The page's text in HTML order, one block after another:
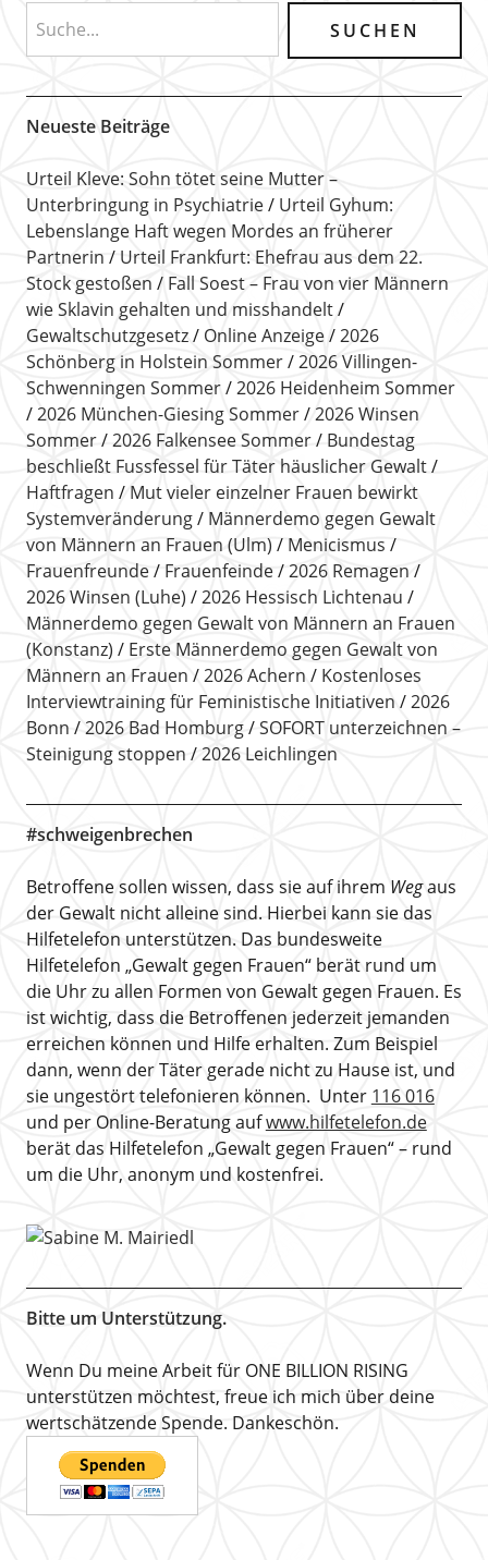
Neueste Beiträge
Urteil Kleve: Sohn tötet seine Mutter –
Unterbringung in Psychiatrie
Urteil Gyhum:
Lebenslange Haft wegen Mordes an früherer
Partnerin
Urteil Frankfurt: Ehefrau aus dem 22.
Stock gestoßen
Fall Soest – Frau von vier Männern
wie Sklavin gehalten und misshandelt
Gewaltschutzgesetz
Online Anzeige
2026
Schönberg in Holstein Sommer
2026 Villingen-
Schwenningen Sommer
2026 Heidenheim Sommer
2026 München-Giesing Sommer
2026 Winsen
Sommer
2026 Falkensee Sommer
Bundestag
beschließt Fussfessel für Täter häuslicher Gewalt
Haftfragen
Mut vieler einzelner Frauen bewirkt
Systemveränderung
Männerdemo gegen Gewalt
von Männern an Frauen (Ulm)
Menicismus
Frauenfreunde
Frauenfeinde
2026 Remagen
2026 Winsen (Luhe)
2026 Hessisch Lichtenau
Männerdemo gegen Gewalt von Männern an Frauen
(Konstanz)
Erste Männerdemo gegen Gewalt von
Männern an Frauen
2026 Achern
Kostenloses
Interviewtraining für Feministische Initiativen
2026
Bonn
2026 Bad Homburg
SOFORT unterzeichnen –
Steinigung stoppen
2026 Leichlingen
#schweigenbrechen
Betroffene sollen wissen, dass sie auf ihrem Wegaus
der Gewalt nicht alleine sind. Hierbei kann sie das
Hilfetelefon unterstützen. Das bundesweite
Hilfetelefon „Gewalt gegen Frauen“ berät rund um
die Uhr zu allen Formen von Gewalt gegen Frauen. Es
ist wichtig, dass die Betroffenen jederzeit jemanden
erreichen können und Hilfe erhalten. Zum Beispiel
dann, wenn der Täter gerade nicht zu Hause ist, und
sie ungestört telefonieren können. Unter 116 016
und per Online-Beratung aufwww.hilfetelefon.de
berät das Hilfetelefon „Gewalt gegen Frauen“ – rund
um die Uhr, anonym und kostenfrei.
Bitte um Unterstützung.
Wenn Du meine Arbeit für ONE BILLION RISING
unterstützen möchtest, freue ich mich über deine
wertschätzende Spende. Dankeschön.